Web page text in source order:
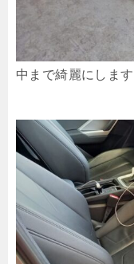
中まで綺麗にします